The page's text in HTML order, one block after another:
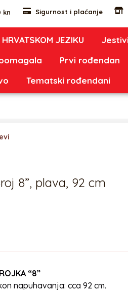
kn Sigurnost i plaćanje
JEZIKU
Prvi rođendan
Tematski rođendani
8”, plava, 92 cm
“8”
napuhavanja: cca 92 cm.